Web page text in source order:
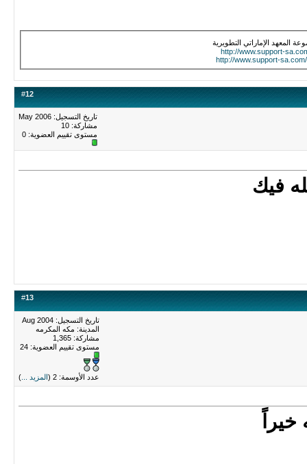
المعهد الإماراتي التطويرية
http://www.support-
http://www.support-
#12
تاريخ التسجيل: May 2006
مشاركة: 10
مستوى تقييم العضوية: 0
فيك
#13
تاريخ التسجيل: Aug 2004
المدينة: مكه المكرمه
مشاركة: 1,365
مستوى تقييم العضوية: 24
عدد الأوسمة: 2 ( المزيد ... )